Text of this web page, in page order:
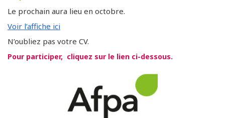
Le prochain aura lieu en octobre.
Voir l’affiche ici
N’oubliez pas votre CV.
Pour participer, cliquez sur le lien ci-dessous.